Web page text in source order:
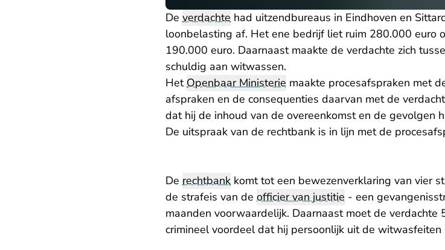
De verdachte had uitzendbureaus in Eindhoven en
loonbelasting af. Het ene bedrijf liet ruim 280.000 euro
190.000 euro. Daarnaast maakte de verdachte zich
schuldig aan witwassen.
HetOpenbaar Ministerie maakte procesafspraken met
afspraken en de consequenties daarvan met de
dat hij de inhoud van de overeenkomst en de gevolgen
De uitspraak van de rechtbank is in lijn met de
De rechtbank komt tot een bewezenverklaring van vier
de strafeis van de officier van justitie - een
maanden voorwaardelijk. Daarnaast moet de
crimineel voordeel dat hij persoonlijk uit de witwasfeiten